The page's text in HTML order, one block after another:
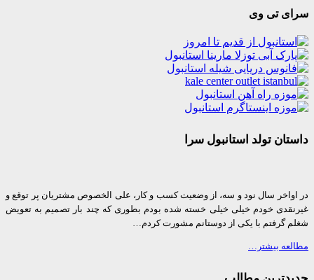
تی وی
تولد استانبول سرا
سال نود و سه، از وضعیت کسب و کار، علی الخصوص مشتریان پر توقع و
خودم خیلی خیلی خسته شده بودم بطوری که چند بار تصمیم به تعویض
گرفتم با یکی از دوستانم مشورت کردم…
بیشتر…